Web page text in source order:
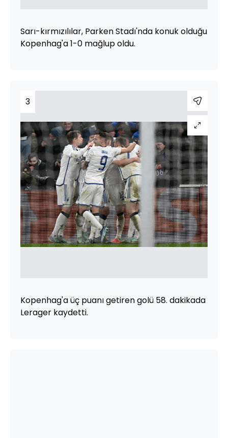
Sarı-kırmızılılar, Parken Stadı'nda konuk olduğu
Kopenhag'a 1-0 mağlup oldu.
3
Kopenhag'a üç puanı getiren golü 58. dakikada
Lerager kaydetti.